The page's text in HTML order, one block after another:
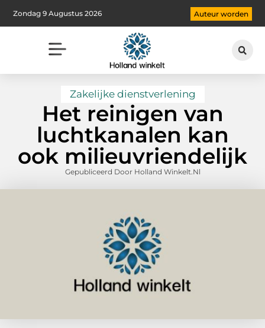
Zondag 9 Augustus 2026 Auteur worden
Zakelijke dienstverlening
Het reinigen van
luchtkanalen kan
ook milieuvriendelijk
Gepubliceerd Door Holland Winkelt.nl